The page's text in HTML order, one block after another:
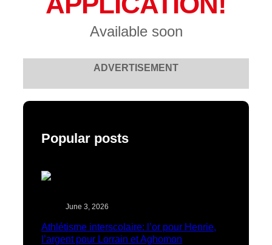
Available soon
ADVERTISEMENT
Popular posts
June 3, 2026
Athlétisme interscolaire: l’or pour Henrie,
l’argent pour Lorrain et Aghomon